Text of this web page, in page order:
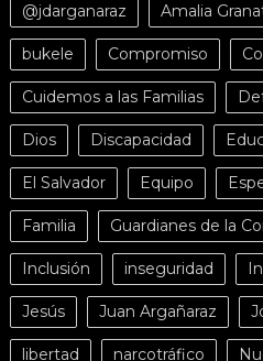
@jdarganaraz Amalia
bukele Compromiso
Cuidemos a las Familias
Dios Discapacidad
El Salvador Equipo
Familia Guardianes de la
Inclusión inseguridad
Jesús Juan Argañaraz
libertad narcotráfico